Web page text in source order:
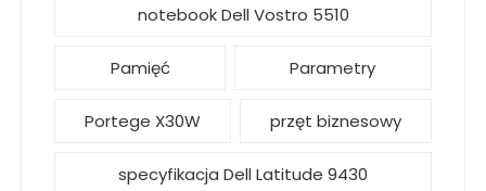
notebook Dell Vostro 5510
Pamięć Parametry
Portege X30W przęt biznesowy
specyfikacja Dell Latitude 9430